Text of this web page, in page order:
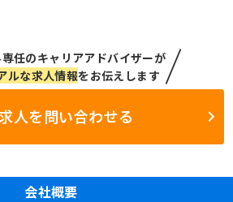
任のキャリアアドバイザーが
ルな求人情報をお伝えします
人を問い合わせる
会社概要